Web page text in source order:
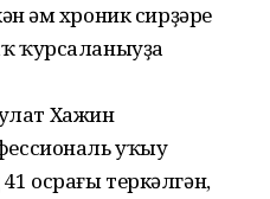
һәм хроник сирҙәре
ҡурсаланыуҙа
Хажин
уҡыу
осрағы теркәлгән,